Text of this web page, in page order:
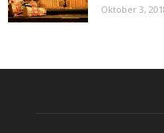
Oktober 3,